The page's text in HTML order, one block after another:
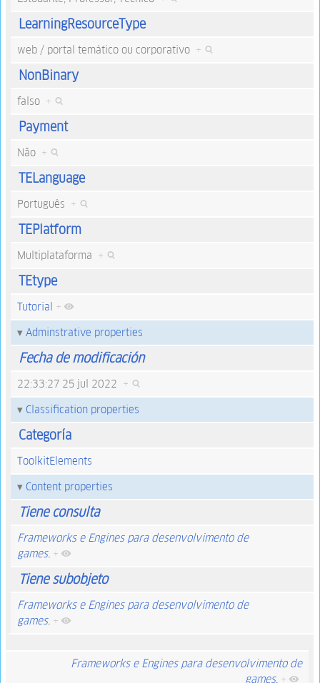
LearningResourceType
web / portal temático ou corporativo +
NonBinary
falso +
Payment
Não +
TELanguage
Português +
TEPlatform
Multiplataforma +
TEtype
Tutorial +
Adminstrative properties
Fecha de modificación
22:33:27 25 jul 2022 +
Classification properties
Categoría
ToolkitElements
Content properties
Tiene consulta
Frameworks e Engines para desenvolvimento de
games. +
Tiene subobjeto
Frameworks e Engines para desenvolvimento de
games. +
Frameworks e Engines para desenvolvimento de
games. +